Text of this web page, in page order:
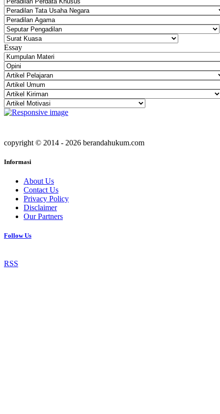
Essay
copyright © 2014 - 2026 berandahukum.com
Informasi
About Us
Contact Us
Privacy Policy
Disclaimer
Our Partners
Follow Us
RSS